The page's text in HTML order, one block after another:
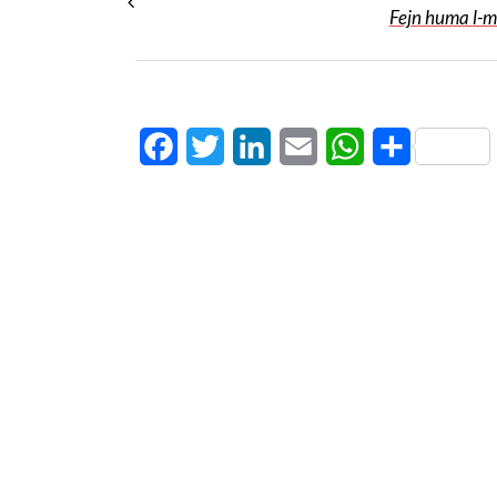
Fejn huma l-
FacebookTwitter LinkedInEmail WhatsApp
Share